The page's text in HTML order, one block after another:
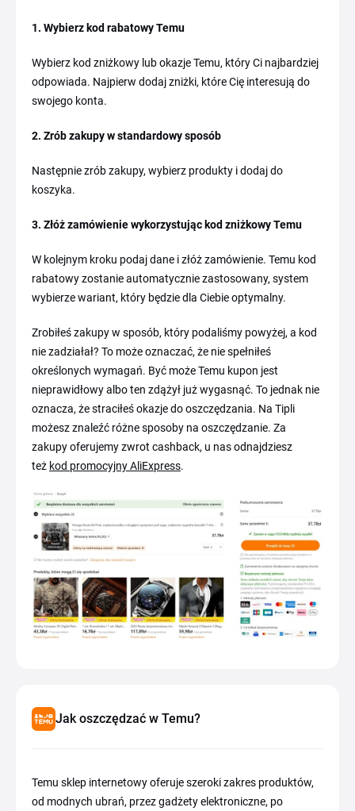
1. Wybierz kod rabatowy Temu
Wybierz kod zniżkowy lub okazje Temu, który Ci najbardziej
odpowiada. Najpierw dodaj zniżki, które Cię interesują do
swojego konta.
2. Zrób zakupy w standardowy sposób
Następnie zrób zakupy, wybierz produkty i dodaj do
koszyka.
3. Złóż zamówienie wykorzystując kod zniżkowy Temu
W kolejnym kroku podaj dane i złóż zamówienie. Temu kod
rabatowy zostanie automatycznie zastosowany, system
wybierze wariant, który będzie dla Ciebie optymalny.
Zrobiłeś zakupy w sposób, który podaliśmy powyżej, a kod
nie zadziałał? To może oznaczać, że nie spełniłeś
określonych wymagań. Być może Temu kupon jest
nieprawidłowy albo ten zdążył już wygasnąć. To jednak nie
oznacza, że straciłeś okazje do oszczędzania. Na Tipli
możesz znaleźć różne sposoby na oszczędzanie. Za
zakupy oferujemy zwrot cashback, u nas odnajdziesz
też kod promocyjny AliExpress.
Jak oszczędzać w Temu?
Temu sklep internetowy oferuje szeroki zakres produktów,
od modnych ubrań, przez gadżety elektroniczne, po